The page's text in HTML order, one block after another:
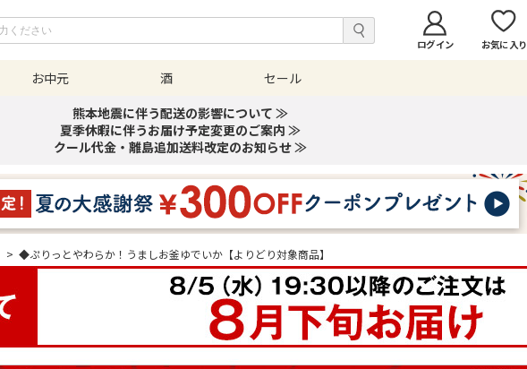
ログイン お気に入り
お中元 酒
セール
熊本地震に伴う配送の影響について ≫
夏季休暇に伴うお届け予定変更のご案内 ≫
クール代金・離島追加送料改定のお知らせ ≫
> ◆ぷりっとやわらか！うましお釜ゆでいか【よりどり対象商品】